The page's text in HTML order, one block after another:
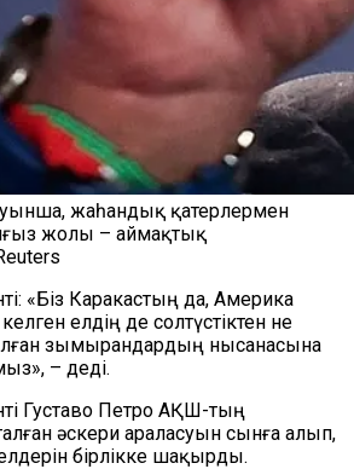
жаһандық қатерлермен
жолы – аймақтық
«Біз Каракастың да, Америка
елдің де солтүстіктен не
зымырандардың нысанасына
– деді.
Густаво Петро АҚШ-тың
әскери араласуын сынға алып,
бірлікке шақырды.